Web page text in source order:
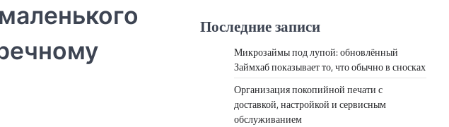
Последние записи
Микрозаймы под лупой: обновлённый
Займхаб показывает то, что обычно в сносках
Организация покопийной печати с
доставкой, настройкой и сервисным
обслуживанием